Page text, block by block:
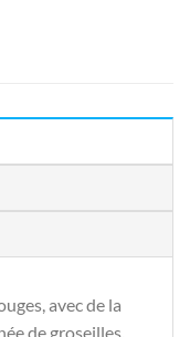
avec de la
de groseilles,